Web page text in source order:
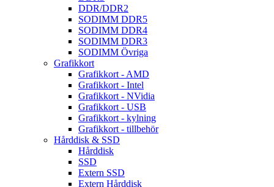
DDR/DDR2
SODIMM DDR5
SODIMM DDR4
SODIMM DDR3
SODIMM Övriga
Grafikkort
Grafikkort - AMD
Grafikkort - Intel
Grafikkort - NVidia
Grafikkort - USB
Grafikkort - kylning
Grafikkort - tillbehör
Hårddisk & SSD
Hårddisk
SSD
Extern SSD
Extern Hårddisk